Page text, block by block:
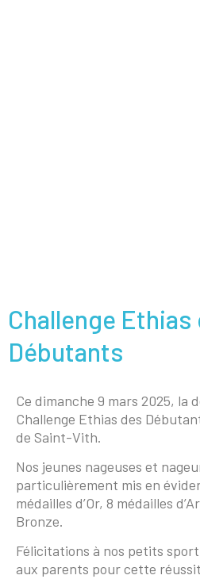
Challenge Ethias
Débutants
Ce dimanche 9 mars 2025, la
Challenge Ethias des
de Saint-Vith.
Nos jeunes nageuses et
particulièrement mis en
médailles d’Or, 8 médailles
Bronze.
Félicitations à nos petits
aux parents pour cette